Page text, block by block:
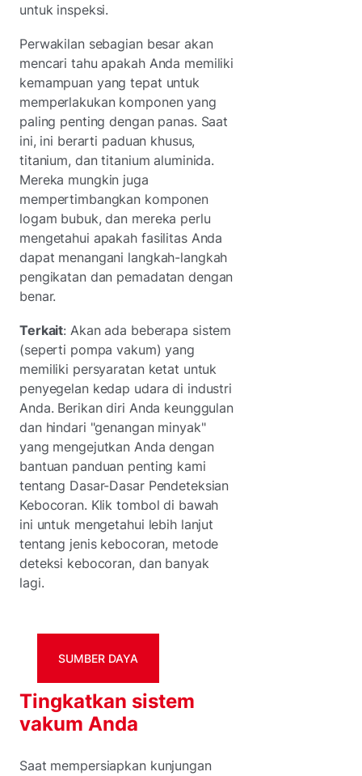
untuk inspeksi.
Perwakilan sebagian besar akan
mencari tahu apakah Anda memiliki
kemampuan yang tepat untuk
memperlakukan komponen yang
paling penting dengan panas. Saat
ini, ini berarti paduan khusus,
titanium, dan titanium aluminida.
Mereka mungkin juga
mempertimbangkan komponen
logam bubuk, dan mereka perlu
mengetahui apakah fasilitas Anda
dapat menangani langkah-langkah
pengikatan dan pemadatan dengan
benar.
Terkait: Akan ada beberapa sistem
(seperti pompa vakum) yang
memiliki persyaratan ketat untuk
penyegelan kedap udara di industri
Anda. Berikan diri Anda keunggulan
dan hindari "genangan minyak"
yang mengejutkan Anda dengan
bantuan panduan penting kami
tentang Dasar-Dasar Pendeteksian
Kebocoran. Klik tombol di bawah
ini untuk mengetahui lebih lanjut
tentang jenis kebocoran, metode
deteksi kebocoran, dan banyak
lagi.
SUMBER DAYA
Tingkatkan sistem
vakum Anda
Saat mempersiapkan kunjungan